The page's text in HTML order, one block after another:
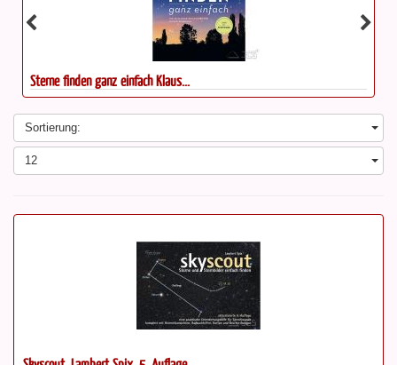
Fernrohr Führerschein in 4...
Sortierung:
12